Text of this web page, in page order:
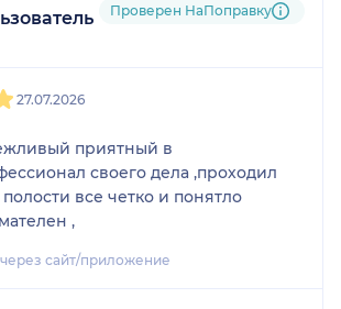
НаПоправку
Проверен НаПоправку
27.07.2026
приятный в
своего дела ,проходил
все четко и понятло
,
сайт/приложение